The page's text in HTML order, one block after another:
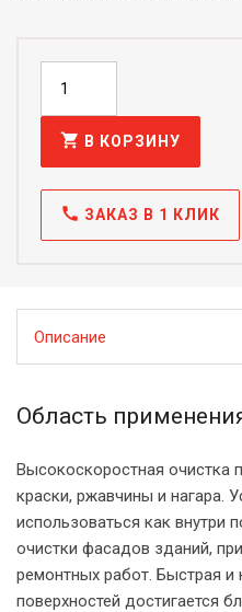
shopping_cart В КОРЗИНУ
call ЗАКАЗ В 1 КЛИК
Описание
Область
Высокоскоростная очистка
краски, ржавчины и нагара.
использоваться как внутри
очистки фасадов зданий,
ремонтных работ. Быстрая и
поверхностей достигается